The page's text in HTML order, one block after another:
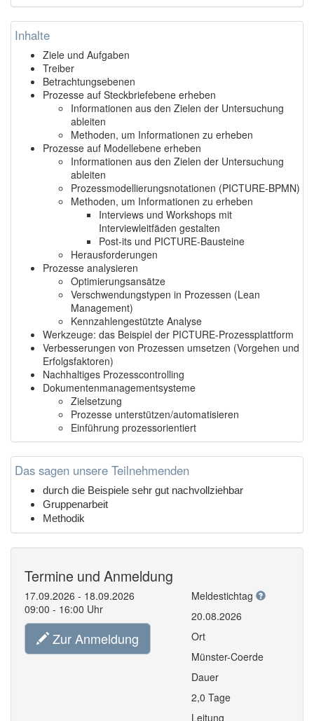
Inhalte
Ziele und Aufgaben
Treiber
Betrachtungsebenen
Prozesse auf Steckbriefebene erheben
Informationen aus den Zielen der Untersuchung
ableiten
Methoden, um Informationen zu erheben
Prozesse auf Modellebene erheben
Informationen aus den Zielen der Untersuchung
ableiten
Prozessmodellierungsnotationen (PICTURE-BPMN)
Methoden, um Informationen zu erheben
Interviews und Workshops mit
Interviewleitfäden gestalten
Post-its und PICTURE-Bausteine
Herausforderungen
Prozesse analysieren
Optimierungsansätze
Verschwendungstypen in Prozessen (Lean
Management)
Kennzahlengestützte Analyse
Werkzeuge: das Beispiel der PICTURE-Prozessplattform
Verbesserungen von Prozessen umsetzen (Vorgehen und
Erfolgsfaktoren)
Nachhaltiges Prozesscontrolling
Dokumentenmanagementsysteme
Zielsetzung
Prozesse unterstützen/automatisieren
Einführung prozessorientiert
Das sagen unsere Teilnehmenden
durch die Beispiele sehr gut nachvollziehbar
Gruppenarbeit
Methodik
Termine und Anmeldung
17.09.2026 - 18.09.2026
09:00 - 16:00 Uhr
Zur Anmeldung
Meldestichtag
20.08.2026
Ort
Münster-Coerde
Dauer
2,0 Tage
Leitung